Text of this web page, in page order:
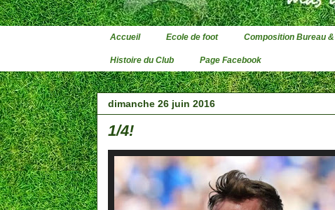
Accueil Ecole de foot Composition Bureau
Histoire du Club Page Facebook
dimanche 26 juin 2016
1/4!